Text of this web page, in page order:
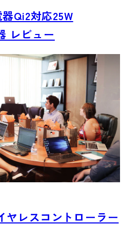
Qi2対応25W
レビュー
ヤレスコントローラー